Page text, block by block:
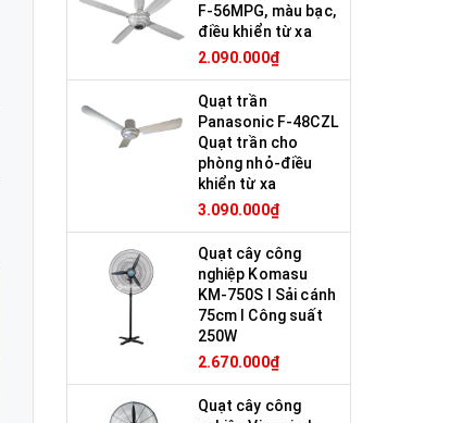
F-56MPG, màu bạc,
điều khiển từ xa
2.090.000₫
Quạt trần
Panasonic F-48CZL
Quạt trần cho
phòng nhỏ-điều
khiển từ xa
3.090.000₫
Quạt cây công
nghiệp Komasu
KM-750S I Sải cánh
75cm I Công suất
250W
2.670.000₫
Quạt cây công